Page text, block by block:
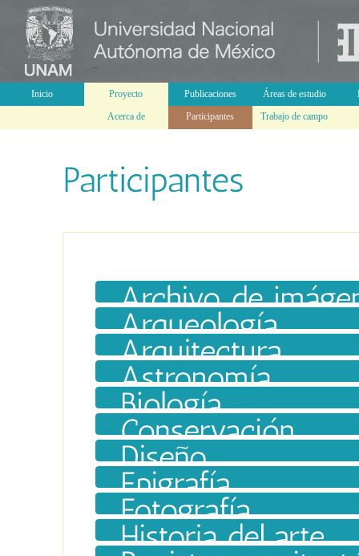
Inicio
Proyecto
Acerca de
Participantes Trabajo de campo
Publicaciones Áreas de estudio